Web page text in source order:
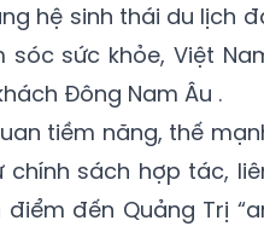
hệ sinh thái du lịch
sức khỏe, Việt
Đông Nam Âu .
tiềm năng, thế
sách hợp tác,
đến Quảng Trị